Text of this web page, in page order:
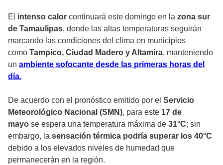
El intenso calor continuará este domingo en la zona sur
de Tamaulipas, donde las altas temperaturas seguirán
marcando las condiciones del clima en municipios
como Tampico, Ciudad Madero y Altamira, manteniendo
un ambiente sofocante desde las primeras horas del
día.
De acuerdo con el pronóstico emitido por el Servicio
Meteorológico Nacional (SMN), para este 17 de
mayo se espera una temperatura máxima de 31°C; sin
embargo, la sensación térmica podría superar los 40°C
debido a los elevados niveles de humedad que
permanecerán en la región.